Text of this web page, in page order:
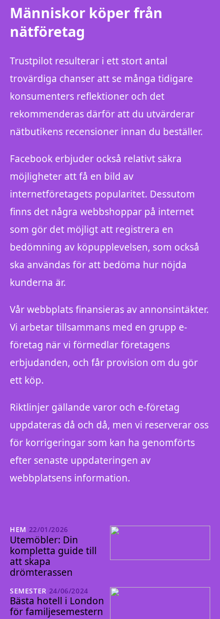
Människor köper från
nätföretag
Trustpilot resulterar i ett stort antal
trovärdiga chanser att se många tidigare
konsumenters reflektioner och det
rekommenderas därför att du utvärderar
nätbutikens recensioner innan du beställer.
Facebook erbjuder också relativt säkra
möjligheter att få en bild av
internetföretagets popularitet. Dessutom
finns det några webbshoppar på internet
som gör det möjligt att registrera en
bedömning av köpupplevelsen, som också
ska användas för att bedöma hur nöjda
kunderna är.
Vår webbplats finansieras av annonsintäkter.
Vi arbetar tillsammans med en grupp e-
företag när vi förmedlar företagens
erbjudanden, och får provision om du gör
ett köp.
Riktlinjer gällande varor och e-företag
uppdateras då och då, men vi reserverar oss
för korrigeringar som kan ha genomförts
efter senaste uppdateringen av
webbplatsens information.
HEM 22/01/2026
Utemöbler: Din
kompletta guide till
att skapa
drömterassen
SEMESTER 24/06/2024
Bästa hotell i London
för familjesemestern